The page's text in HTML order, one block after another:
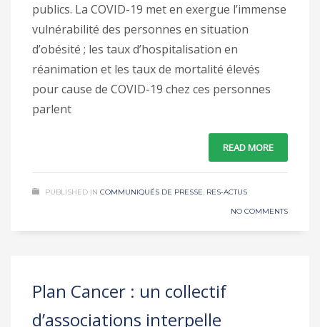
publics. La COVID-19 met en exergue l’immense
vulnérabilité des personnes en situation
d’obésité ; les taux d’hospitalisation en
réanimation et les taux de mortalité élevés
pour cause de COVID-19 chez ces personnes
parlent
READ MORE
PUBLISHED IN COMMUNIQUÉS DE PRESSE, RES-ACTUS
NO COMMENTS
Plan Cancer : un collectif
d’associations interpelle